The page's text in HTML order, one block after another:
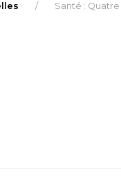
Santé :